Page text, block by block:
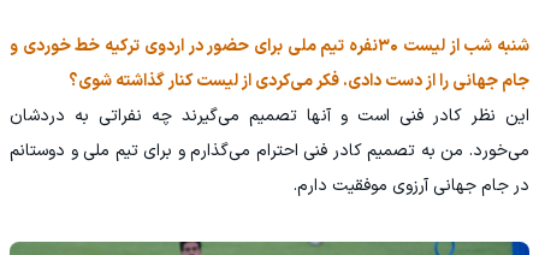
شنبه شب از لیست ۳۰نفره تیم ملی برای حضور در اردوی ترکیه خط خوردی و
جام جهانی را از دست دادی. فکر می‌کردی از لیست کنار گذاشته شوی؟
این نظر کادر فنی است و آنها تصمیم می‌گیرند چه نفراتی به دردشان
می‌خورد. من به تصمیم کادر فنی احترام می‌گذارم و برای تیم ملی و دوستانم
در جام جهانی آرزوی موفقیت دارم.